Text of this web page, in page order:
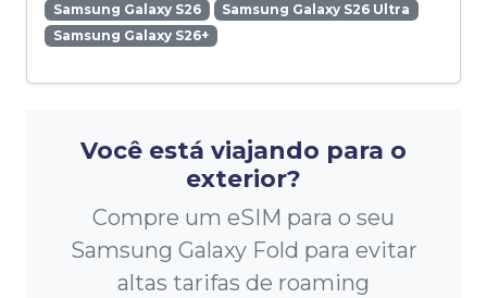
Samsung Galaxy S26
Samsung Galaxy S26 Ultra
Samsung Galaxy S26+
Você está viajando para o
exterior?
Compre um eSIM para o seu
Samsung Galaxy Fold para evitar
altas tarifas de roaming